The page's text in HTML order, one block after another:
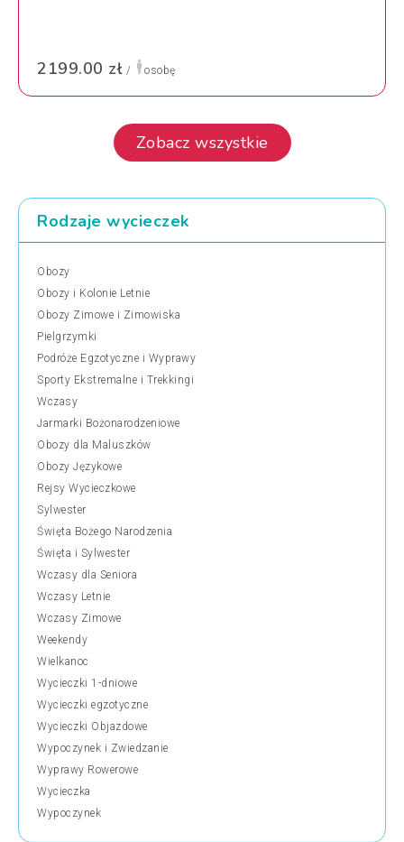
2199.00 zł / osobę
Zobacz wszystkie
Rodzaje wycieczek
Obozy
Obozy i Kolonie Letnie
Obozy Zimowe i Zimowiska
Pielgrzymki
Podróże Egzotyczne i Wyprawy
Sporty Ekstremalne i Trekkingi
Wczasy
Jarmarki Bożonarodzeniowe
Obozy dla Maluszków
Obozy Językowe
Rejsy Wycieczkowe
Sylwester
Święta Bożego Narodzenia
Święta i Sylwester
Wczasy dla Seniora
Wczasy Letnie
Wczasy Zimowe
Weekendy
Wielkanoc
Wycieczki 1-dniowe
Wycieczki egzotyczne
Wycieczki Objazdowe
Wypoczynek i Zwiedzanie
Wyprawy Rowerowe
Wycieczka
Wypoczynek